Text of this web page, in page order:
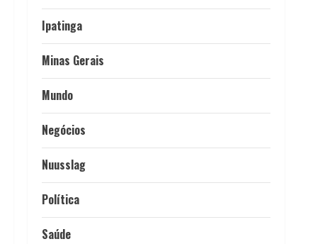
Ipatinga
Minas Gerais
Mundo
Negócios
Nuusslag
Política
Saúde